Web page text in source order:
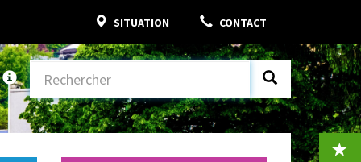
SITUATION CONTACT